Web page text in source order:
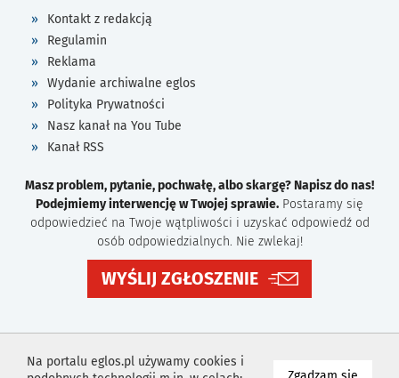
Na portalu eglos.pl używamy cookies i
Kontakt z redakcją
Regulamin
Reklama
Wydanie archiwalne eglos
Polityka Prywatności
Nasz kanał na You Tube
Kanał RSS
Masz problem, pytanie, pochwałę, albo skargę? Napisz do nas!
Podejmiemy interwencję w Twojej sprawie. Postaramy się
odpowiedzieć na Twoje wątpliwości i uzyskać odpowiedź od
osób odpowiedzialnych. Nie zwlekaj!
WYŚLIJ ZGŁOSZENIE